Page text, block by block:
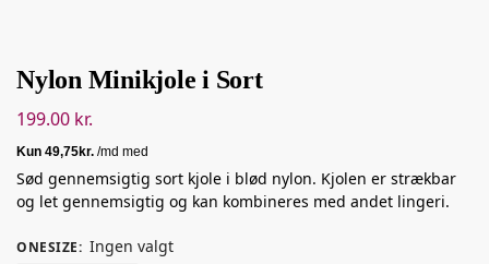
Nylon Minikjole i Sort
199.00 kr.
Sød gennemsigtig sort kjole i blød nylon. Kjolen er strækbar
og let gennemsigtig og kan kombineres med andet lingeri.
ONESIZE: Ingen valgt